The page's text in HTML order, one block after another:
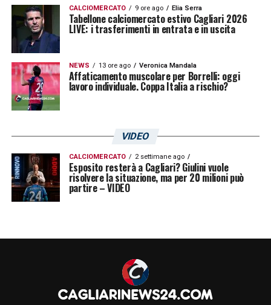
CALCIOMERCATO 9 ore ago Elia Serra
Tabellone calciomercato estivo Cagliari 2026
LIVE: i trasferimenti in entrata e in uscita
NEWS 13 ore ago Veronica Mandala
Affaticamento muscolare per Borrelli: oggi
lavoro individuale. Coppa Italia a rischio?
VIDEO
CALCIOMERCATO 2 settimane ago
Esposito resterà a Cagliari? Giulini vuole
risolvere la situazione, ma per 20 milioni può
partire – VIDEO